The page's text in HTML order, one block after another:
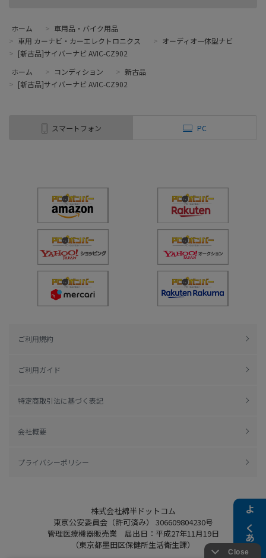
よくある質問
ホーム > 車用品・バイク用品
> 車用 カーナビ・カーエレクトロニクス > オーディオ一体型ナビ
> [新古品]サイバーナビ AVIC-CZ902
ホーム
> コンディション > 新古品
> [新古品]サイバーナビ AVIC-CZ902
スマートフォン PC
ご利用規約
ご利用ガイド
特定商取引法に基づく表記
会社概要
プライバシーポリシー
株式会社綿半ドットコム
東京公安委員会（許可済み） 306609804230号
管理医療機器販売業 届出日：平成27年11月19日
（東京都墨田区保健所生活衛生課）